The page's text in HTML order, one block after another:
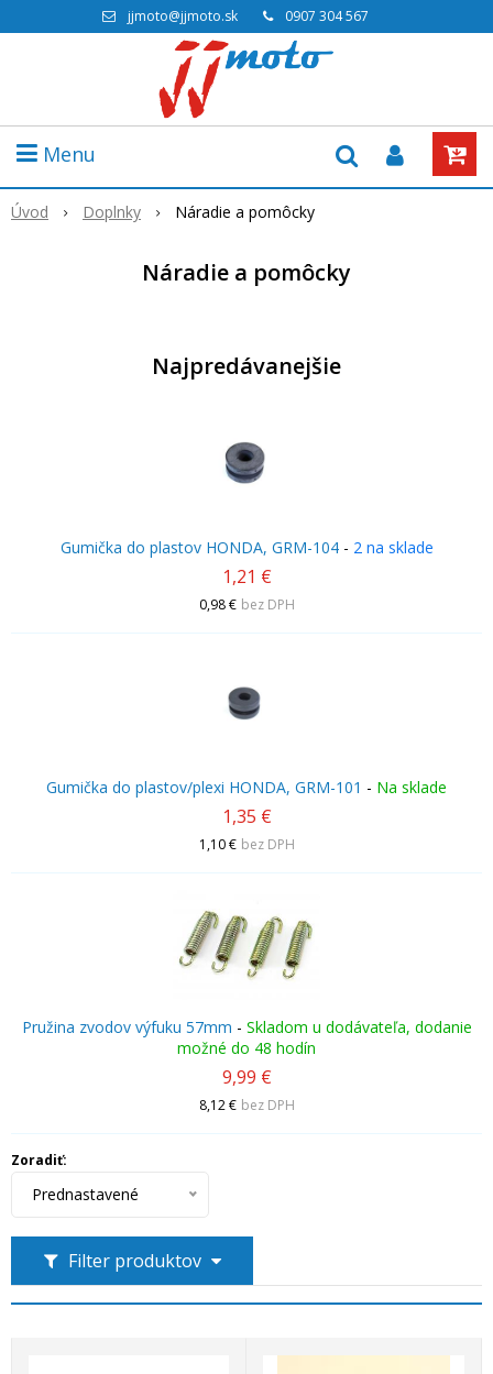
jjmoto@jjmoto.sk 0907 304 567
Menu
Úvod Doplnky Náradie a pomôcky
Náradie a pomôcky
Najpredávanejšie
Gumička do plastov HONDA, GRM-104- 2 na sklade
1,21 €
0,98 € bez DPH
Gumička do plastov/plexi HONDA, GRM-101 - Na sklade
1,35 €
1,10 € bez DPH
Pružina zvodov výfuku 57mm - Skladom u dodávateľa, dodanie
možné do 48 hodín
9,99 €
8,12 € bez DPH
Filter produktov
Zoradiť:
Prednastavené